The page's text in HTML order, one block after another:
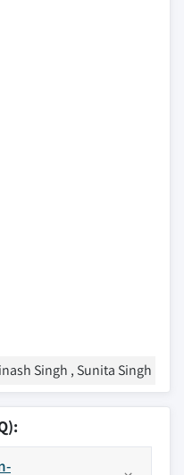
Singh , Sunita Singh